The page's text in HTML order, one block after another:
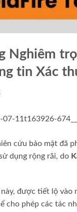
Nghiêm
tin Xác
cứu bảo mật đã
dụng rộng rãi, do
được tiết lộ vào
cho phép các tác